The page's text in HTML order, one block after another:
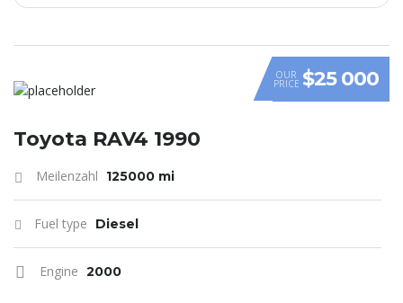
OUR
PRICE $25 000
Toyota RAV4 1990
Meilenzahl 125000 mi
Fuel type Diesel
Engine 2000